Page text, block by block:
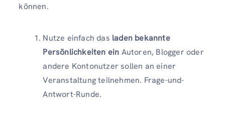
können.
Nutze einfach das laden bekannte
Persönlichkeiten ein Autoren, Blogger oder
andere Kontonutzer sollen an einer
Veranstaltung teilnehmen. Frage-und-
Antwort-Runde.